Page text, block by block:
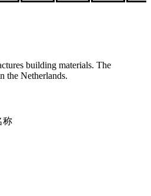
building materials. The
the Netherlands.
称